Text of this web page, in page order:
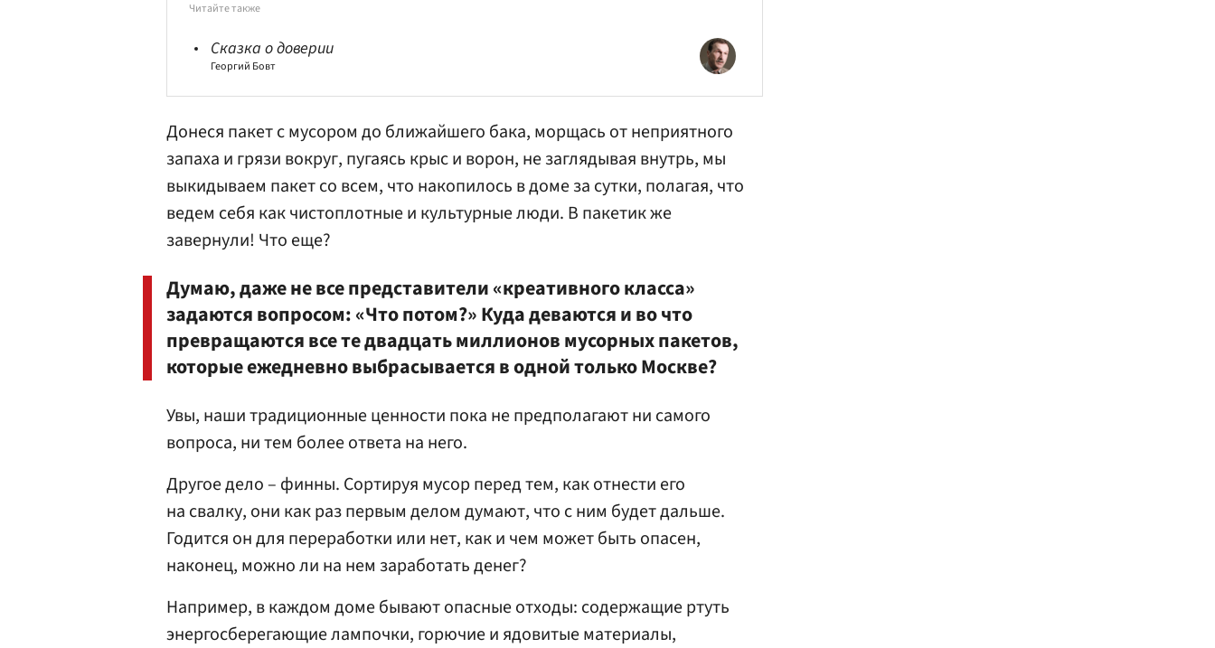
Читайте также
Сказка о доверии
Георгий Бовт
Донеся пакет с мусором до ближайшего бака, морщась от неприятного
запаха и грязи вокруг, пугаясь крыс и ворон, не заглядывая внутрь, мы
выкидываем пакет со всем, что накопилось в доме за сутки, полагая, что
ведем себя как чистоплотные и культурные люди. В пакетик же
завернули! Что еще?
Думаю, даже не все представители «креативного класса»
задаются вопросом: «Что потом?» Куда деваются и во что
превращаются все те двадцать миллионов мусорных пакетов,
которые ежедневно выбрасывается в одной только Москве?
Увы, наши традиционные ценности пока не предполагают ни самого
вопроса, ни тем более ответа на него.
Другое дело – финны. Сортируя мусор перед тем, как отнести его
на свалку, они как раз первым делом думают, что с ним будет дальше.
Годится он для переработки или нет, как и чем может быть опасен,
наконец, можно ли на нем заработать денег?
Например, в каждом доме бывают опасные отходы: содержащие ртуть
энергосберегающие лампочки, горючие и ядовитые материалы,